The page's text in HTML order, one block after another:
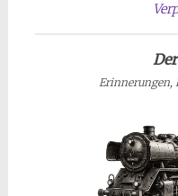
Erinnerungen,